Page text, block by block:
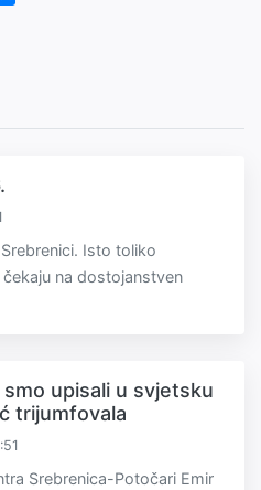
Isto toliko
na dostojanstven
upisali u svjetsku
trijumfovala
Srebrenica-Potočari Emir